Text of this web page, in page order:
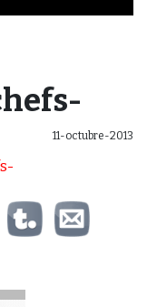
11-octubre-2013